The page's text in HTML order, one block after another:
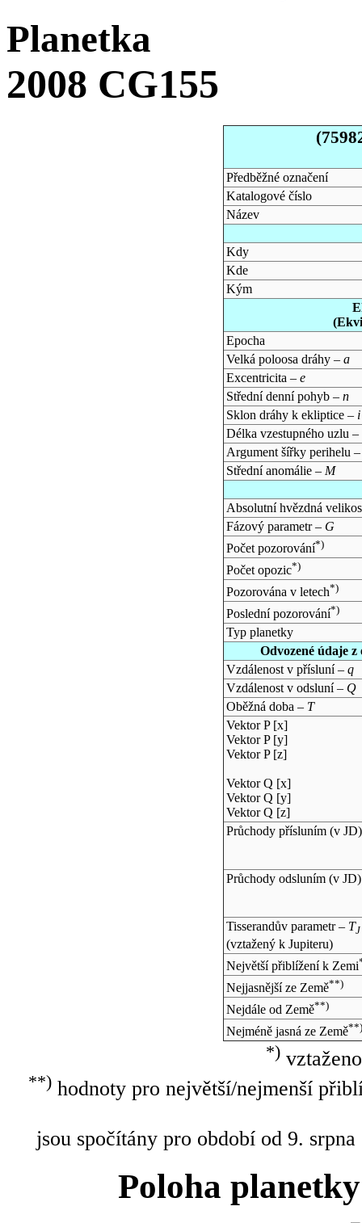
Planetka
2008 CG155
Předběžné označení
Katalogové číslo
Název
Kdy
Kde
Kým
Epocha
Velká poloosa dráhy – a
Excentricita – e
Střední denní pohyb – n
Sklon dráhy k ekliptice – i
Délka vzestupného uzlu –
Argument šířky perihelu
Střední anomálie – M
Absolutní hvězdná
Fázový parametr – G
Počet pozorování*)
Počet opozic*)
Pozorována v letech*)
Poslední pozorování*)
Typ planetky
Odvozené údaje
Vzdálenost v přísluní – q
Vzdálenost v odsluní – Q
Oběžná doba – T
Vektor P [x]
Vektor P [y]
Vektor P [z]
Vektor Q [x]
Vektor Q [y]
Vektor Q [z]
Průchody přísluním (v JD)
Průchody odsluním (v JD)
Tisserandův parametr – TJ
(vztažený k Jupiteru)
Největší přiblížení k Zemi
Nejjasnější ze Země**)
Nejdále od Země**)
Nejméně jasná ze Země**)
*)
**)hodnoty pro největší/nejmenší
jsou spočítány pro období od 9.
Poloha